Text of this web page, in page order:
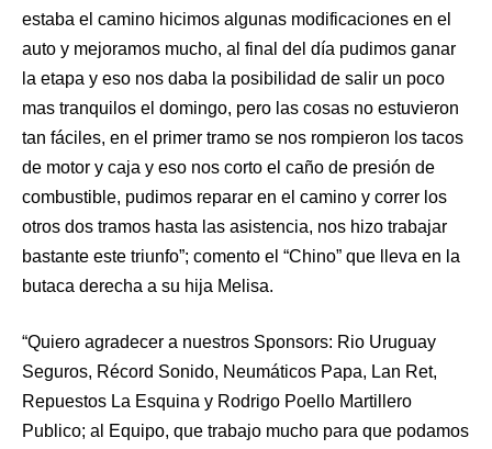
estaba el camino hicimos algunas modificaciones en el
auto y mejoramos mucho, al final del día pudimos ganar
la etapa y eso nos daba la posibilidad de salir un poco
mas tranquilos el domingo, pero las cosas no estuvieron
tan fáciles, en el primer tramo se nos rompieron los tacos
de motor y caja y eso nos corto el caño de presión de
combustible, pudimos reparar en el camino y correr los
otros dos tramos hasta las asistencia, nos hizo trabajar
bastante este triunfo”; comento el “Chino” que lleva en la
butaca derecha a su hija Melisa.
“Quiero agradecer a nuestros Sponsors: Rio Uruguay
Seguros, Récord Sonido, Neumáticos Papa, Lan Ret,
Repuestos La Esquina y Rodrigo Poello Martillero
Publico; al Equipo, que trabajo mucho para que podamos